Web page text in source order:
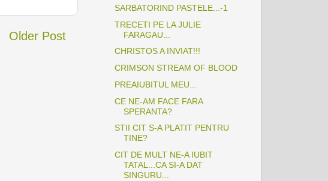
Older Post
SARBATORIND PASTELE...-1
TRECETI PE LA JULIE
FARAGAU...
CHRISTOS A INVIAT!!!
CRIMSON STREAM OF BLOOD
PREAIUBITUL MEU...
CE NE-AM FACE FARA
SPERANTA?
STII CIT S-A PLATIT PENTRU
TINE?
CIT DE MULT NE-A IUBIT
TATAL...CA SI-A DAT
SINGURU...